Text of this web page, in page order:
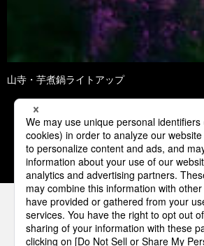
山寺・芋煮鍋ライトアップ
1 2 3 4
パナソニックの電気設備 SNS